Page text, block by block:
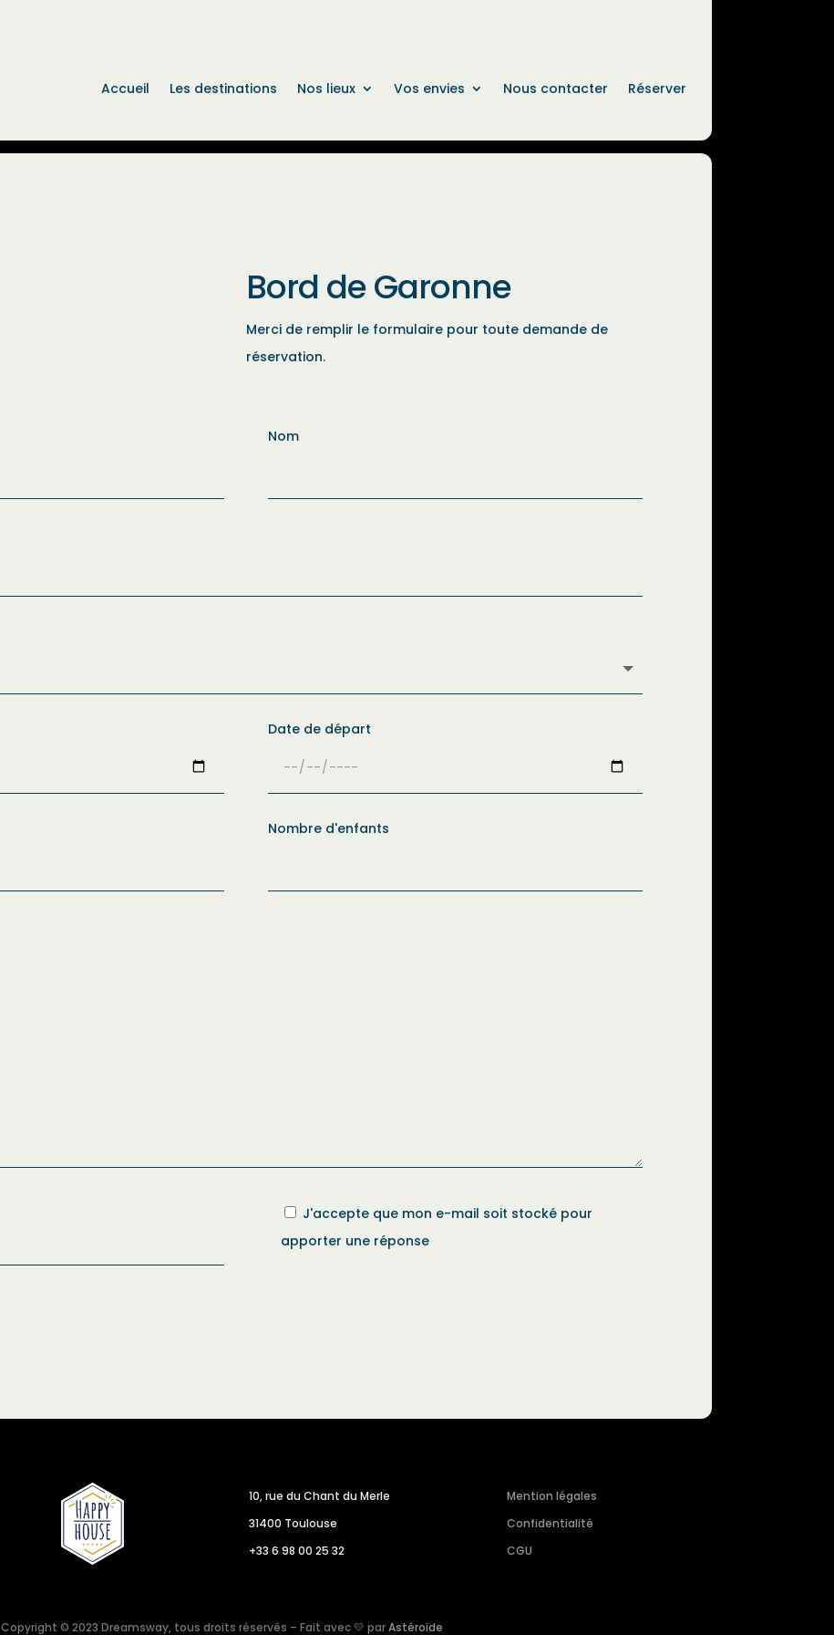
Accueil Les destinations Nos lieux Vos envies Nous contacter Réserver
Bord de Garonne
Merci de remplir le formulaire pour toute demande de
réservation.
Nom
Date de départ
Nombre d'enfants
J'accepte que mon e-mail soit stocké pour
apporter une réponse
10, rue du Chant du Merle
31400 Toulouse
+33 6 98 00 25 32
Mention légales
Confidentialité
CGU
Copyright © 2023 Dreamsway, tous droits réservés – Fait avec 💛 parAstéroïde